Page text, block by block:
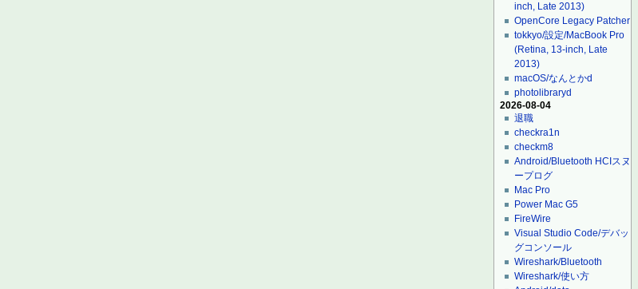
inch, Late 2013)
OpenCore Legacy Patcher
tokkyo/設定/MacBook Pro
(Retina, 13-inch, Late
2013)
macOS/なんとかd
photolibraryd
2026-08-04
退職
checkra1n
checkm8
Android/Bluetooth HCIスヌ
ープログ
Mac Pro
Power Mac G5
FireWire
Visual Studio Code/デバッ
グコンソール
Wireshark/Bluetooth
Wireshark/使い方